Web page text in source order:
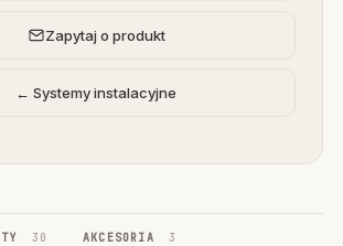
Zapytaj o produkt
← Systemy instalacyjne
30 AKCESORIA 3